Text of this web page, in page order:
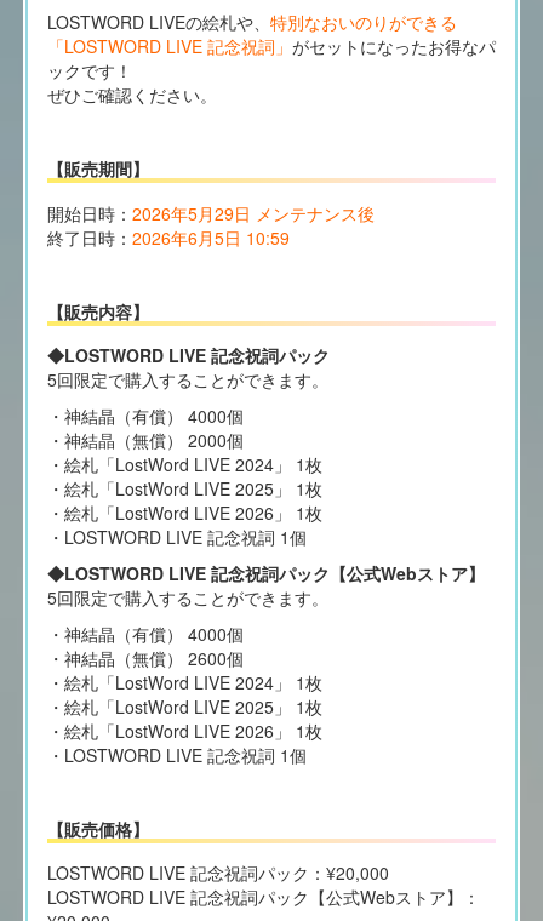
LOSTWORD LIVEの絵札や、 特別なおいのりができる
「LOSTWORD LIVE 記念祝詞」 がセットになったお得なパ
ックです！
ぜひご確認ください。
【販売期間】
開始日時： 2026年5月29日 メンテナンス後
終了日時： 2026年6月5日 10:59
【販売内容】
◆LOSTWORD LIVE 記念祝詞パック
5回限定で購入することができます。
・神結晶（有償） 4000個
・神結晶（無償） 2000個
・絵札「LostWord LIVE 2024」 1枚
・絵札「LostWord LIVE 2025」 1枚
・絵札「LostWord LIVE 2026」 1枚
・LOSTWORD LIVE 記念祝詞 1個
◆LOSTWORD LIVE 記念祝詞パック【公式Webストア】
5回限定で購入することができます。
・神結晶（有償） 4000個
・神結晶（無償） 2600個
・絵札「LostWord LIVE 2024」 1枚
・絵札「LostWord LIVE 2025」 1枚
・絵札「LostWord LIVE 2026」 1枚
・LOSTWORD LIVE 記念祝詞 1個
【販売価格】
LOSTWORD LIVE 記念祝詞パック：¥20,000
LOSTWORD LIVE 記念祝詞パック【公式Webストア】：